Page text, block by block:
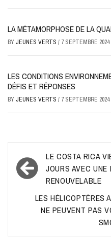
LA MÉTAMORPHOSE DE LA
BY JEUNES VERTS / 7 SEPTEMBRE 2024
LES CONDITIONS
DÉFIS ET RÉPONSES
BY JEUNES VERTS / 7 SEPTEMBRE 2024
Navigation
de
l’article
LE COSTA RICA
JOURS AVEC UNE
RENOUVELABLE
LES HÉLICOPTÈRES
NE PEUVENT PAS